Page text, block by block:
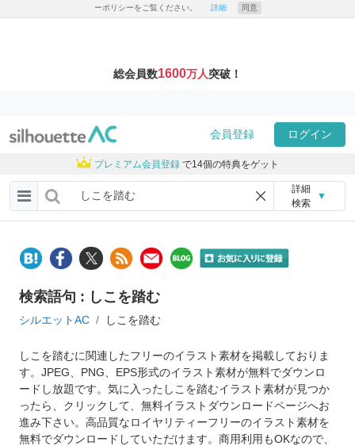
ーポリシーをご覧ください。 詳細 同意
総会員数1600万人突破！
会員登録 ログイン
プレミアム会員登録 で14個の特典をゲット
詳細
検索
▼
検索語句 : しこを踏む
シルエットAC しこを踏む
しこを踏むに関連したフリーのイラスト素材を掲載しておりま
す。JPEG、PNG、EPS形式のイラスト素材が無料でダウンロ
ードし放題です。気に入ったしこを踏むイラスト素材が見つか
ったら、クリックして、無料イラストダウンロードページへお
進み下さい。高品質なロイヤリティーフリーのイラスト素材を
無料でダウンロードしていただけます。商用利用もOKなので、